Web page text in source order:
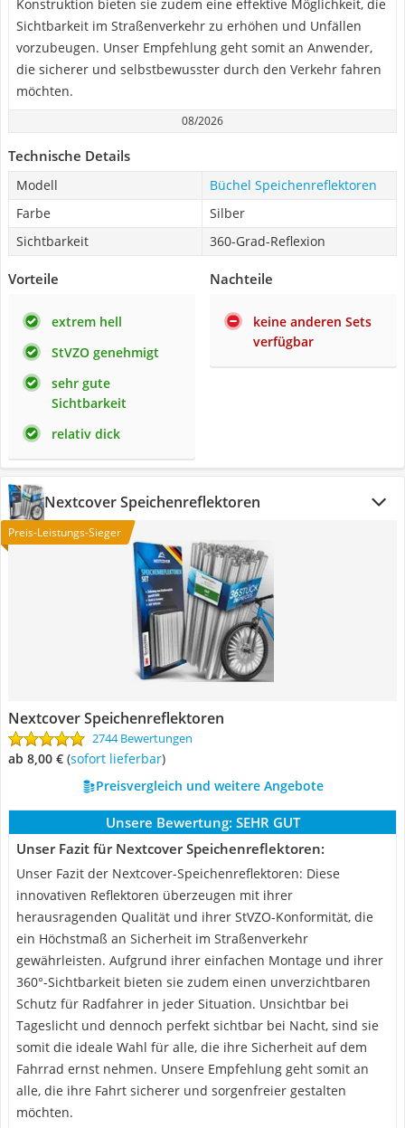
Konstruktion bieten sie zudem eine effektive Möglichkeit, die
Sichtbarkeit im Straßenverkehr zu erhöhen und Unfällen
vorzubeugen. Unser Empfehlung geht somit an Anwender,
die sicherer und selbstbewusster durch den Verkehr fahren
möchten.
08/2026
Technische Details
Modell
Büchel Speichenreflektoren
Farbe
Silber
Sichtbarkeit
360-Grad-Reflexion
Vorteile
extrem hell
StVZO genehmigt
sehr gute
Sichtbarkeit
relativ dick
Nachteile
keine anderen Sets
verfügbar
Nextcover Speichenreflektoren
Preis-Leistungs-Sieger
Nextcover Speichenreflektoren
2744 Bewertungen
ab 8,00 € ( Sofort lieferbar)
Preisvergleich und weitere Angebote
Unsere Bewertung: SEHR GUT
Unser Fazit für Nextcover Speichenreflektoren:
Unser Fazit der Nextcover-Speichenreflektoren: Diese
innovativen Reflektoren überzeugen mit ihrer
herausragenden Qualität und ihrer StVZO-Konformität, die
ein Höchstmaß an Sicherheit im Straßenverkehr
gewährleisten. Aufgrund ihrer einfachen Montage und ihrer
360°-Sichtbarkeit bieten sie zudem einen unverzichtbaren
Schutz für Radfahrer in jeder Situation. Unsichtbar bei
Tageslicht und dennoch perfekt sichtbar bei Nacht, sind sie
somit die ideale Wahl für alle, die ihre Sicherheit auf dem
Fahrrad ernst nehmen. Unsere Empfehlung geht somit an
alle, die ihre Fahrt sicherer und sorgenfreier gestalten
möchten.